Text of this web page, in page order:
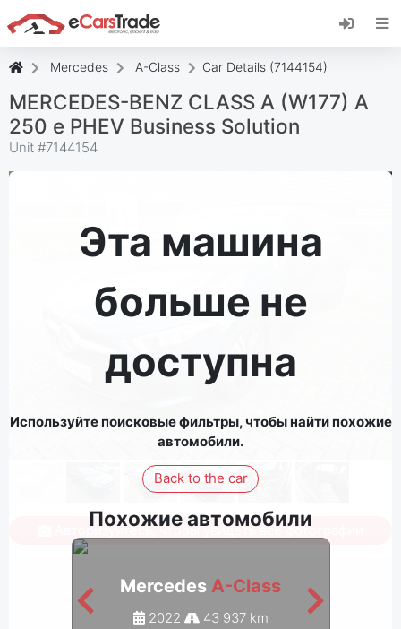
Установите веб-приложение eCarsTrade,
добавьте его на главный экран и получайте
Mercedes A-Class Car Details (7144154)
MERCEDES-BENZ CLASS A (W177) A
250 e PHEV Business Solution
Unit #7144154
Эта машина
больше не
доступна
Используйте поисковые фильтры, чтобы найти похожие
автомобили.
Back to the car
Похожие автомобили
Mercedes A-Class
2022 43 937 km
Авторизуйтесь, чтобы увидеть все фотографии